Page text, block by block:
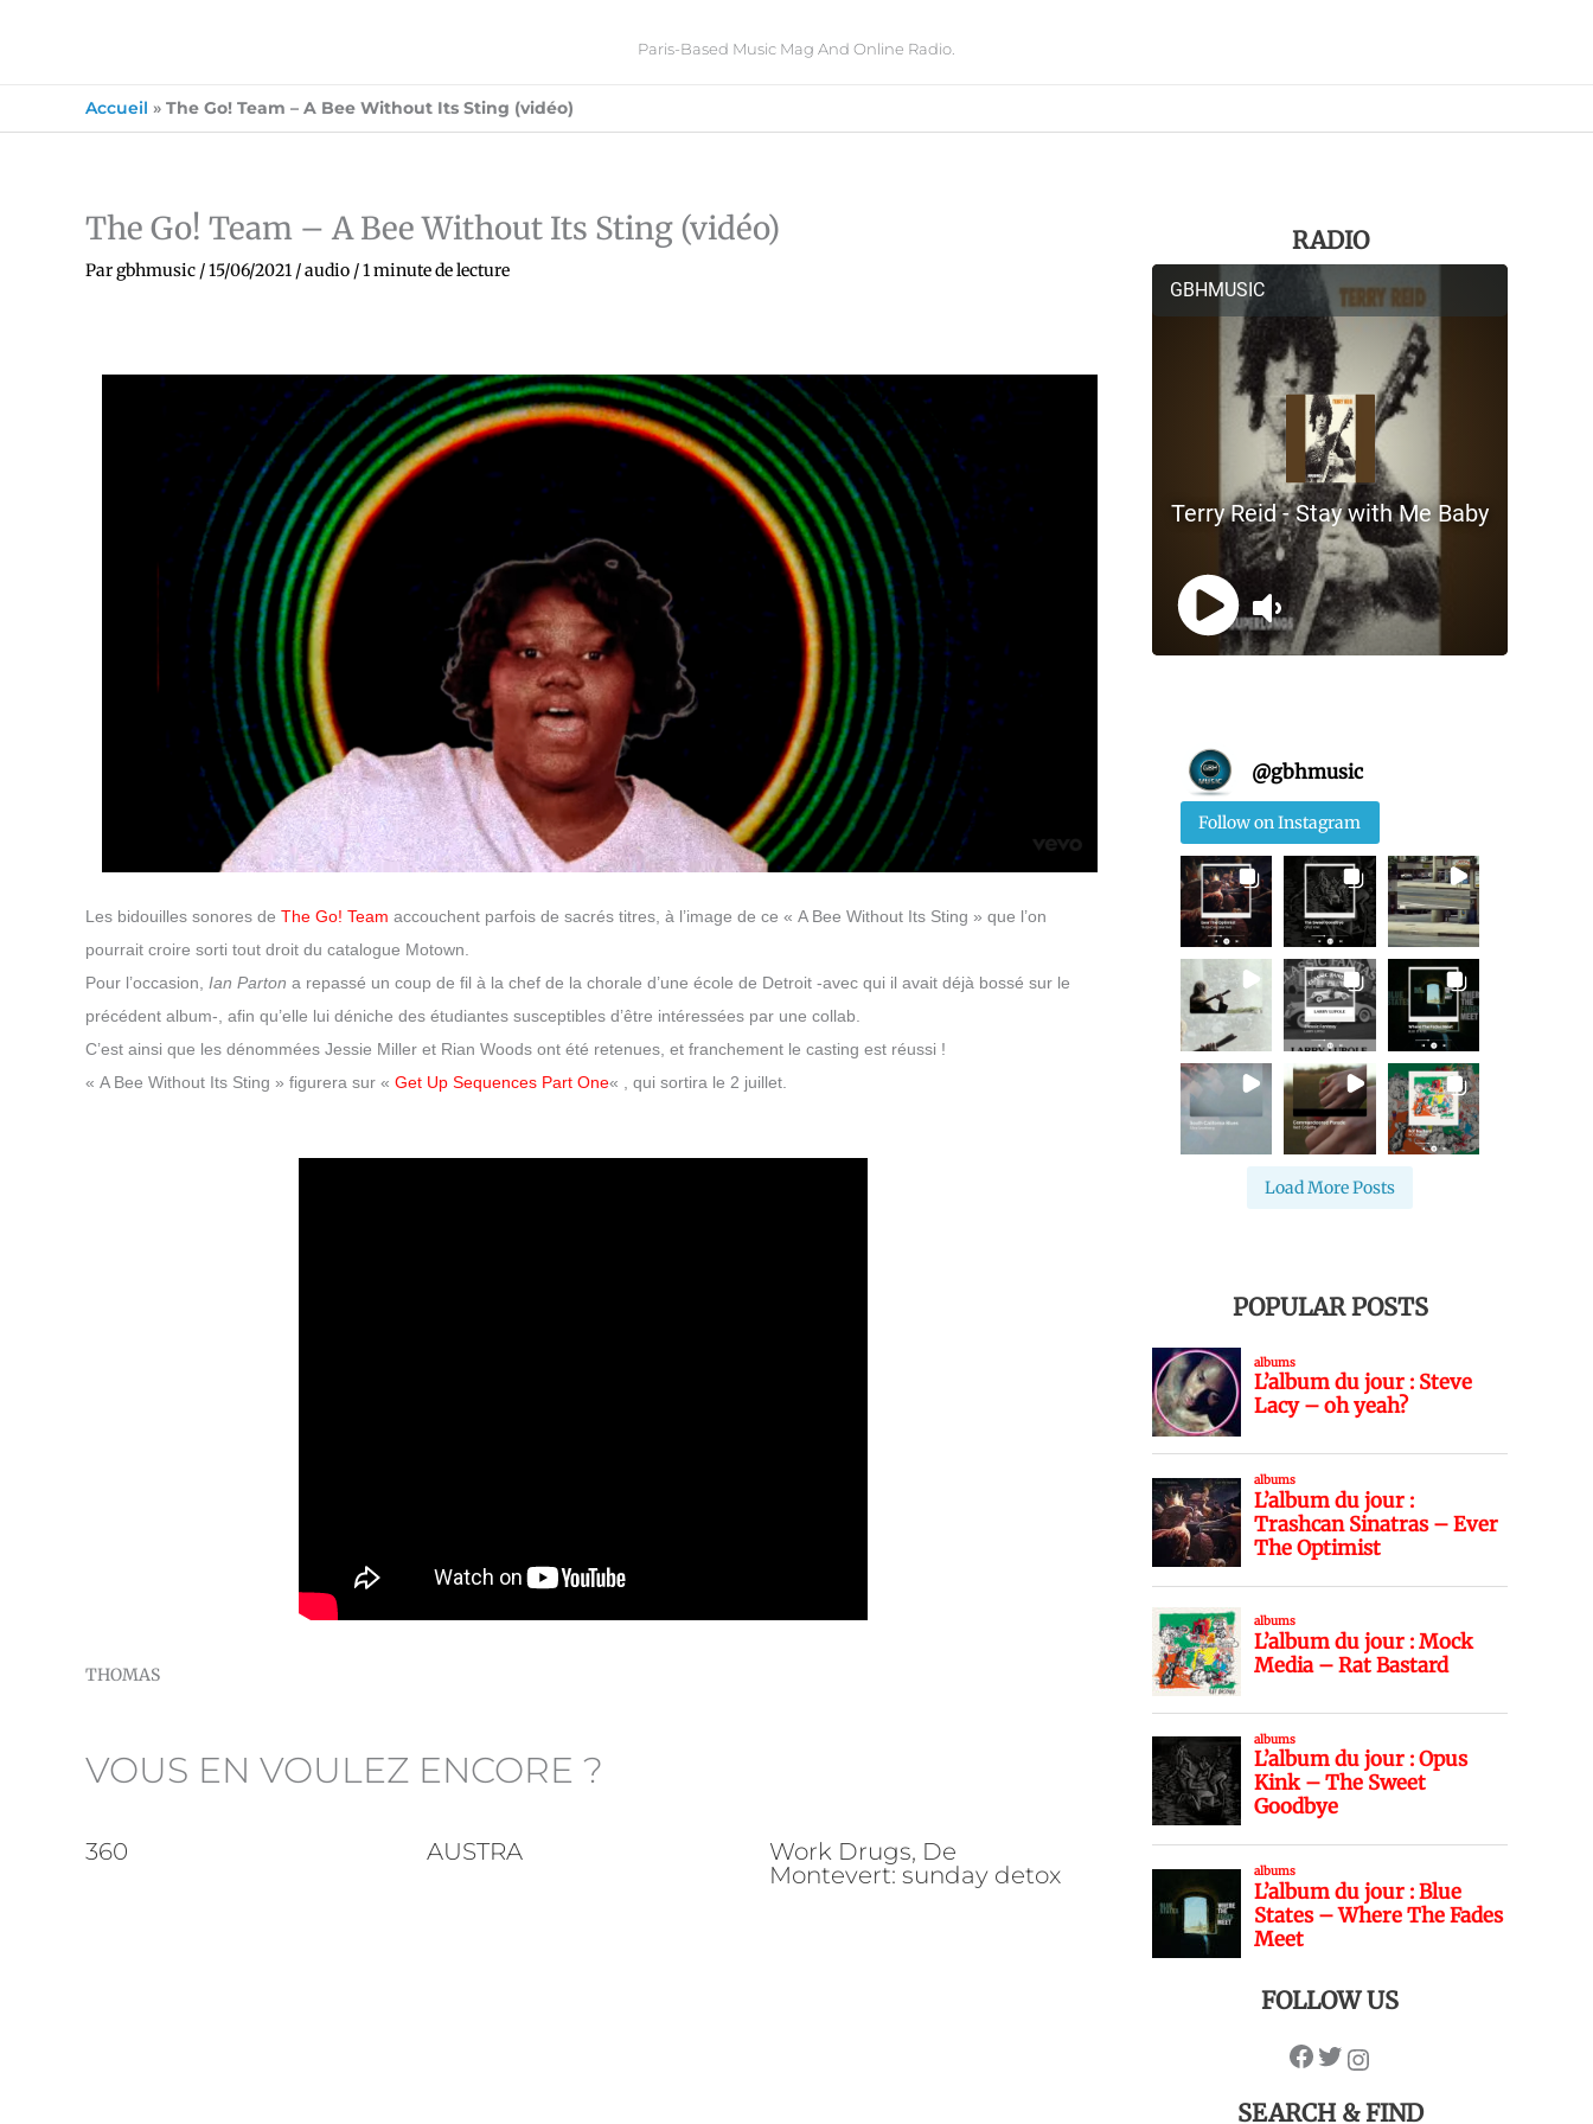
Paris-Based Music Mag And Online Radio.
Accueil » The Go! Team – A Bee Without Its Sting (vidéo)
The Go! Team – A Bee Without Its Sting (vidéo)
Pargbhmusic /15/06/2021 /audio /1 minute de lecture
Les bidouilles sonores de The Go! Team accouchent parfois de sacrés titres, à l’image de ce « A Bee Without Its Sting » que l’on
pourrait croire sorti tout droit du catalogue Motown.
Pour l’occasion, Ian Parton a repassé un coup de fil à la chef de la chorale d’une école de Detroit -avec qui il avait déjà bossé sur le
précédent album-, afin qu’elle lui déniche des étudiantes susceptibles d’être intéressées par une collab.
C’est ainsi que les dénommées Jessie Miller et Rian Woods ont été retenues, et franchement le casting est réussi !
« A Bee Without Its Sting » figurera sur « Get Up Sequences Part One« , qui sortira le 2 juillet.
THOMAS
VOUS EN VOULEZ ENCORE ?
360 AUSTRA
Work Drugs, De
Montevert: sunday detox
RADIO
@gbhmusic
Follow on Instagram
Load More Posts
POPULAR POSTS
FOLLOW US
SEARCH & FIND